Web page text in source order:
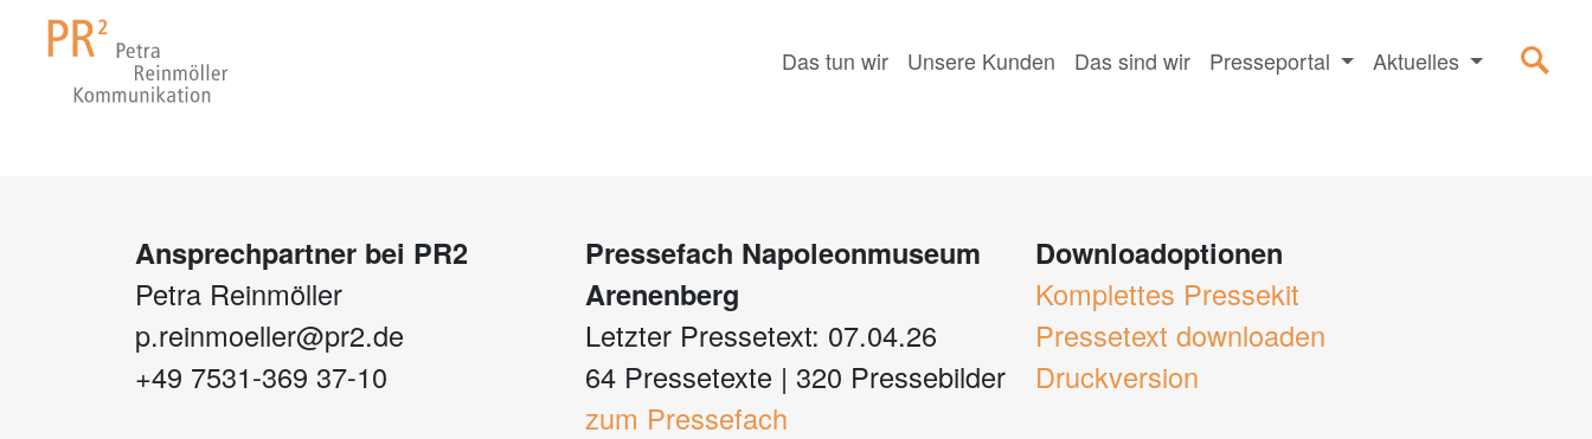
Das tun wir Unsere Kunden Das sind wir Presseportal Aktuelles
Ansprechpartner bei PR2
Petra Reinmöller
p.reinmoeller@pr2.de
+49 7531-369 37-10
Pressefach Napoleonmuseum
Arenenberg
Letzter Pressetext: 07.04.26
64 Pressetexte | 320 Pressebilder
zum Pressefach
Downloadoptionen
Komplettes Pressekit
Pressetext downloaden
Druckversion